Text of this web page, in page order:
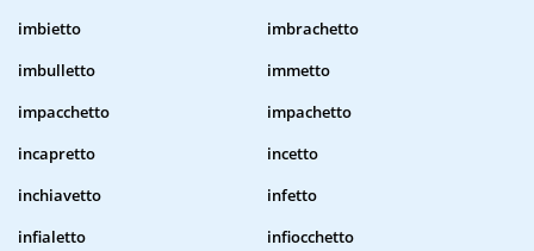
imbietto
imbrachetto
imbulletto
immetto
impacchetto
impachetto
incapretto
incetto
inchiavetto
infetto
infialetto
infiocchetto